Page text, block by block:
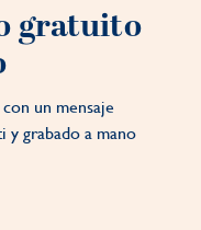
gratuito
un mensaje
y grabado a mano